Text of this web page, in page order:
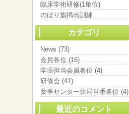
臨床学術研修(1単位)
のぼり旗掲出訓練
カテゴリ
News (73)
会員各位 (16)
学薬担当会員各位 (4)
研修会 (41)
薬事センター薬局当番各位 (4)
最近のコメント